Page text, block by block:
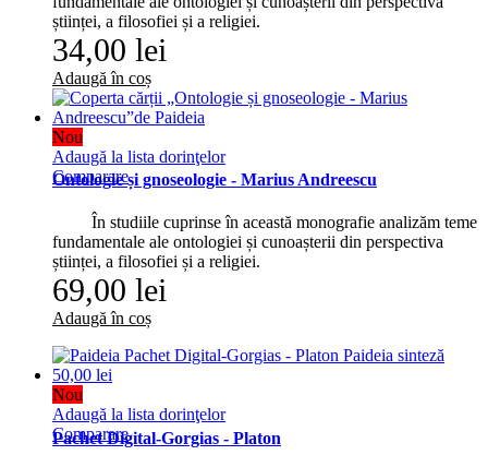
științei, a filosofiei și a religiei.
34,00 lei
Adaugă în coș
Nou
Adaugă la lista dorinţelor
Comparare
Ontologie și gnoseologie - Marius Andreescu
În studiile cuprinse în această monografie analizăm teme
fundamentale ale ontologiei și cunoașterii din perspectiva
științei, a filosofiei și a religiei.
69,00 lei
Adaugă în coș
Nou
Adaugă la lista dorinţelor
Comparare
Pachet Digital-Gorgias - Platon